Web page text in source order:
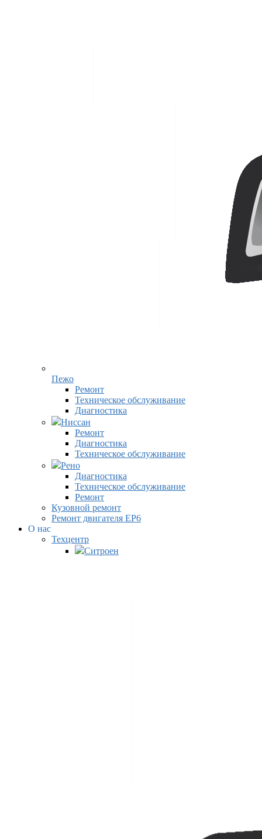
Пежо
Ремонт
Техническое обслуживание
Диагностика
Ниссан
Ремонт
Диагностика
Техническое обслуживание
Рено
Диагностика
Техническое обслуживание
Ремонт
Кузовной ремонт
Ремонт двигателя EP6
О нас
Техцентр
Ситроен